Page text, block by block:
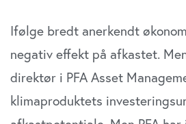
Ifølge bredt anerkendt
negativ effekt på afkastet.
direktør i PFA Asset
klimaproduktets